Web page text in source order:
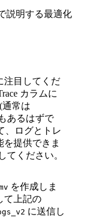
説明する最適化
注目してくだ
カラムに
通常は
あるはずで
、ログとトレ
提供できま
てください。
を作成しま
て上記の
に送信し